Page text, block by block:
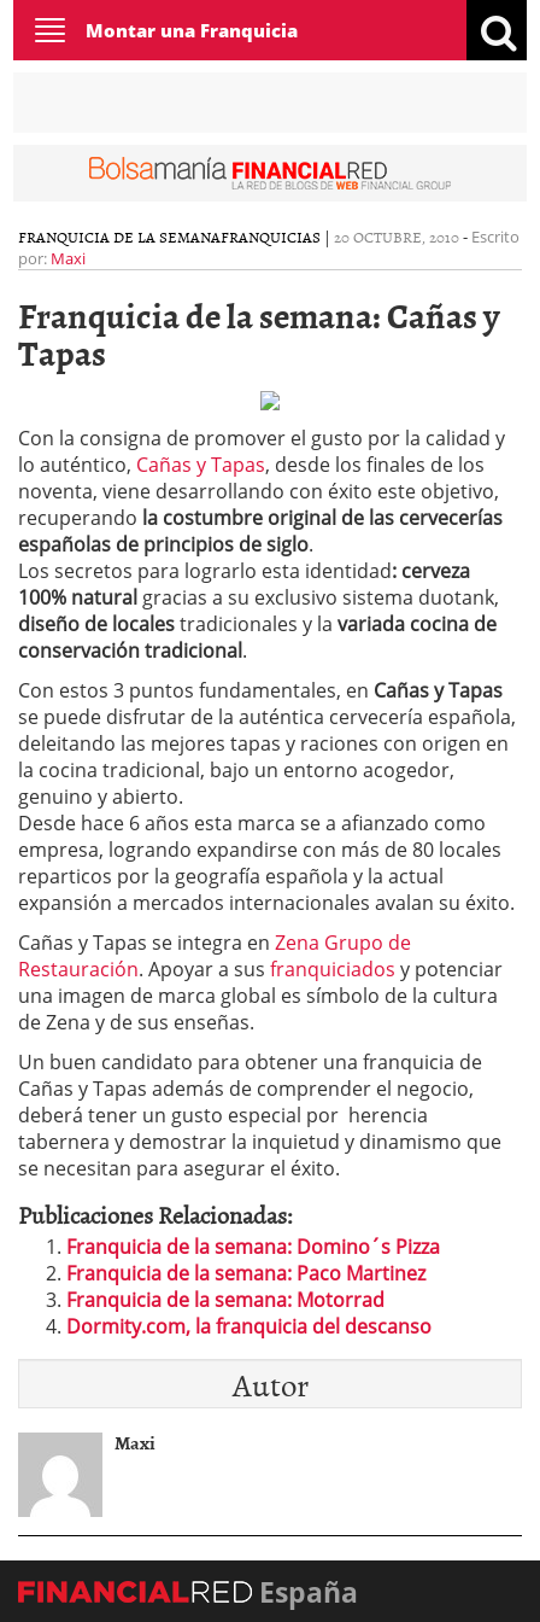
Toggle
navigation
Montar una Franquicia
FRANQUICIA DE LA SEMANAFRANQUICIAS | 20 OCTUBRE, 2010- Escrito
por: Maxi
Franquicia de la semana: Cañas y
Tapas
Con la consigna de promover el gusto por la calidad y
lo auténtico, Cañas y Tapas, desde los finales de los
noventa, viene desarrollando con éxito este objetivo,
recuperando la costumbre original de las cervecerías
españolas de principios de siglo.
Los secretos para lograrlo esta identidad: cerveza
100% natural gracias a su exclusivo sistema duotank,
diseño de localestradicionales y la variada cocina de
conservación tradicional.
Con estos 3 puntos fundamentales, en Cañas y Tapas
se puede disfrutar de la auténtica cervecería española,
deleitando las mejores tapas y raciones con origen en
la cocina tradicional, bajo un entorno acogedor,
genuino y abierto.
Desde hace 6 años esta marca se a afianzado como
empresa, logrando expandirse con más de 80 locales
reparticos por la geografía española y la actual
expansión a mercados internacionales avalan su éxito.
Cañas y Tapas se integra en Zena Grupo de
Restauración. Apoyar a sus franquiciados y potenciar
una imagen de marca global es símbolo de la cultura
de Zena y de sus enseñas.
Un buen candidato para obtener una franquicia de
Cañas y Tapas además de comprender el negocio,
deberá tener un gusto especial por herencia
tabernera y demostrar la inquietud y dinamismo que
se necesitan para asegurar el éxito.
Publicaciones Relacionadas:
Franquicia de la semana: Domino´s Pizza
Franquicia de la semana: Paco Martinez
Franquicia de la semana: Motorrad
Dormity.com, la franquicia del descanso
Autor
Maxi
España